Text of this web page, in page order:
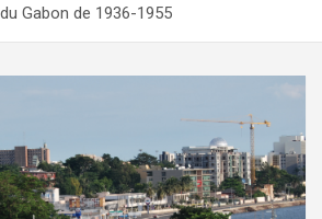
Gabon de 1936-1955